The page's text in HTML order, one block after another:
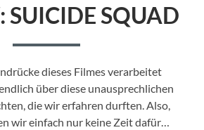
SUICIDE
SQUAD
SUICIDE SQUAD
dieses Filmes verarbeitet
über diese unausprechlichen
die wir erfahren durften. Also,
wir einfach nur keine Zeit dafür…